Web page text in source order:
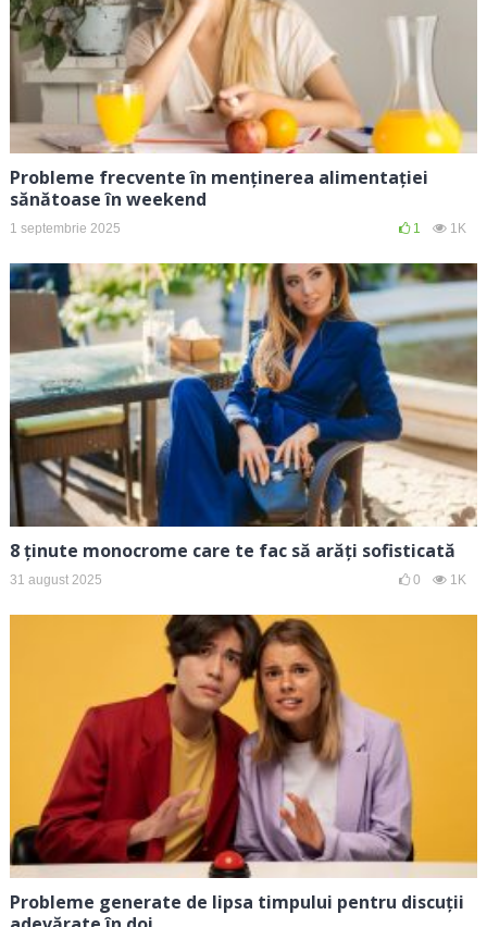
Probleme frecvente în menținerea alimentației
sănătoase în weekend
1 septembrie 2025 1 1K
8 ținute monocrome care te fac să arăți sofisticată
31 august 2025 0 1K
Probleme generate de lipsa timpului pentru discuții